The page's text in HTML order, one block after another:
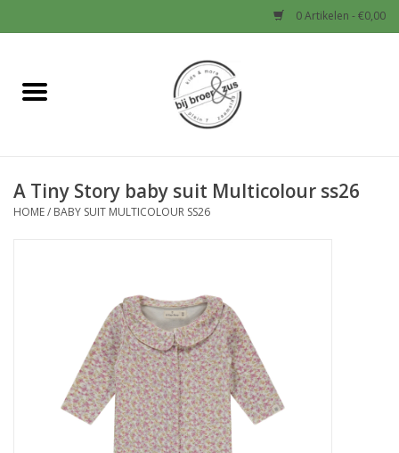
0 Artikelen - €0,00
Home
Baby
Schoenen en Tassen
A Tiny Story baby suit Multicolour ss26
HOME/ BABY SUIT MULTICOLOUR SS26